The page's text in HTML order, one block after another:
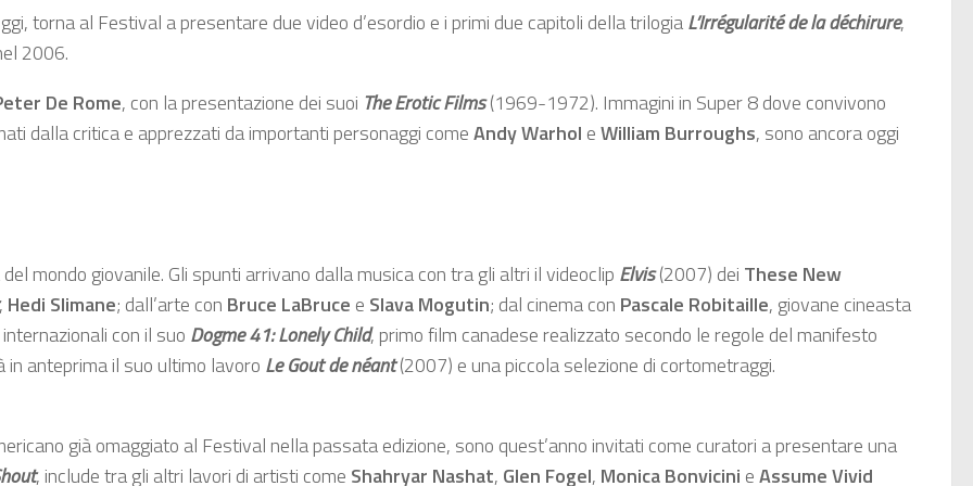
torna al Festival a presentare due video d’esordio e i primi due capitoli della trilogiaL’Irrégularité de la déchirure,
2006.
De Rome, con la presentazione dei suoi The Erotic Films(1969-1972). Immagini in Super 8 dove convivono
dalla critica e apprezzati da importanti personaggi comeAndy Warhol eWilliam Burroughs, sono ancora oggi
mondo giovanile. Gli spunti arrivano dalla musica con tra gli altri il videoclip Elvis(2007) dei These New
, Hedi Slimane; dall’arte con Bruce LaBruce e Slava Mogutin; dal cinema con Pascale Robitaille, giovane cineasta
con il suo Dogme 41: Lonely Child, primo film canadese realizzato secondo le regole del manifesto
anteprima il suo ultimo lavoro Le Gout de néant(2007) e una piccola selezione di cortometraggi.
già omaggiato al Festival nella passata edizione, sono quest’anno invitati come curatori a presentare una
, include tra gli altri lavori di artisti come Shahryar Nashat, Glen Fogel, Monica Bonvicini eAssume Vivid